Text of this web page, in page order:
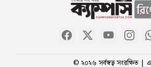
© ২০২৬ সর্বস্বত্ব সংরক্ষিত |